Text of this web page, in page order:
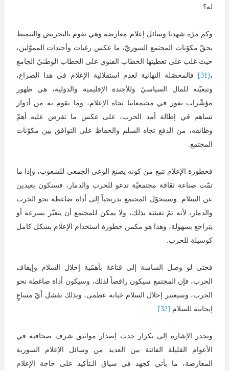
له؟
وكم مرّة شهدنا وسائل إعلام معارضة وهي تقوم بالتحريض والتنميط
بحقّ مكوّنات المجتمع السوريّ، ما عكس رغبات وأجندات المموّلين،
حيث غلب على تغطيتها الخطاب الفئوي على الخطاب الوطنيّ الجامع
، [31]
فالمحصّلة النهائية لعدم استقلالية الإعلام في هذا الصراع،
وتبعيّته للمال السياسيّ وللأجندة الإقليمية والدولية، هي ظهور
مؤشّرات نفور في مجتمعاتنا تجاه الإعلام، وما يقوم به من أدوار
تساهم في إطالة أمد الحرب، على عكس ما تفرض عليه أهمّ
وظائفه، من الدفع تجاه السلم والحفاظ على التوافق بين مكوّنات
المجتمع.
فخطورة الإعلام تنبع من كونه يصنع الوعي الجمعي للشعوب، وإذا ما
تمّت صناعة ثقافة مجتمعيّة تدعو للحرب والدمار، فسنكون بعيدين
عن السلام. وسيتحوّل المجتمع تدريجياً إلى أداة ضاغطة نحو الحرب
والدمار، لأنه تمّ تعبئته بذلك، ولا يمكن للمجتمع أن يتغيّر بسرعة أو
يتراجع بسهولة، وهذا هو مكمن خطورة استخدام الإعلام بشكل كامل
كوسيلة للحرب.
فحتى لو وصل الساسة إلى قناعة بأهمّية إحلال السلام وإيقاف
الحرب، فإن المجتمع سيكون رافضاً لذلك، وسيكون أداة ضاغطة نحو
الحرب، وسيعتبر إحلال السلام خيانة عظمى، وبذلك تفشل أيّ مساعٍ
إيجابية للسلام. [32]
وتجدر الإشارة إلى تكرار حدث إصدار مواثيق شرف صحافية في
الأعوام القليلة الفائتة بين العديد من وسائل الإعلام السورية
المعارضة، ما يأتي كجهد في سياق الـتأكيد على حاجة الإعلام